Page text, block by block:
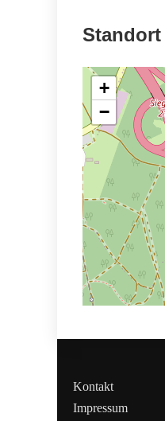
Standort
+
−
Kontakt
Impressum